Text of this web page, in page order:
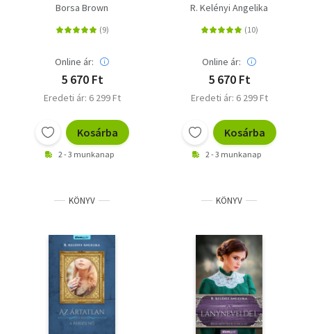
Borsa Brown
Online ár:
5 670 Ft
Eredeti ár: 6 299 Ft
Kosárba
2 - 3 munkanap
R. Kelényi Angelika
Online ár:
5 670 Ft
Eredeti ár: 6 299 Ft
Kosárba
2 - 3 munkanap
KÖNYV KÖNYV